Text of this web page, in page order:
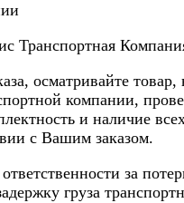
осматривайте товар,
компании,
и наличие
с Вашим заказом.
за
груза